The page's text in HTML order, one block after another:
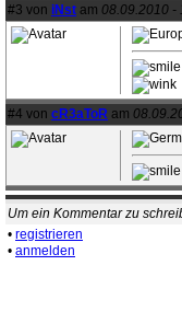
#3 von iNst am 08.09.2010 -
#4 von cR3aToR am
Um ein Kommentar zu
• registrieren
• anmelden